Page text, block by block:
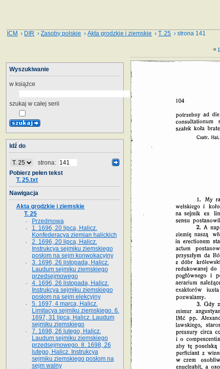
ICM › DIR ›Zasoby polskie ›Akta grodzkie i ziemskie ›T. 25 › strona 141
«
Wyszukiwanie
w książce
szukaj w całej serii
Idź do
strona:
Pobierz pełen tekst
T. 25.txt
Nawigacja
Akta grodzkie i ziemskie
T. 25
Przedmowa
1. 1696, 20 lipca, Halicz.
Konfederacya ziemian halickich
2. 1696, 20 lipca, Halicz.
Instrukcya sejmiku ziemskiego
posłom na sejm konwokacyjny
3. 1696, 26 listopada, Halicz.
Laudum sejmiku ziemskiego
przedsejmowego
4. 1696, 26 listopada, Halicz.
Instrukcya sejmiku ziemskiego
posłom na sejm elekcyjny
5. 1697, 4 marca, Halicz.
Limitacya sejmiku ziemskiego. 6.
1697, 31 lipca, Halicz. Laudum
sejmiku ziemskiego
7. 1698, 26 lutego, Halicz.
Laudum sejmiku ziemskiego
przedsejmowego. 8. 1698, 26
lutego, Halicz. Instrukcya
sejmiku ziemskiego posłom na
sejm walny